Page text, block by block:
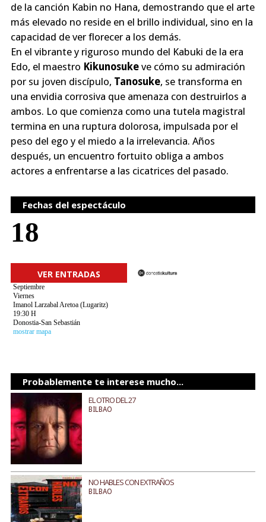
de la canción Kabin no Hana, demostrando que el arte
más elevado no reside en el brillo individual, sino en la
capacidad de ver florecer a los demás.
En el vibrante y riguroso mundo del Kabuki de la era
Edo, el maestro Kikunosukeve cómo su admiración
por su joven discípulo, Tanosuke, se transforma en
una envidia corrosiva que amenaza con destruirlos a
ambos. Lo que comienza como una tutela magistral
termina en una ruptura dolorosa, impulsada por el
peso del ego y el miedo a la irrelevancia. Años
después, un encuentro fortuito obliga a ambos
actores a enfrentarse a las cicatrices del pasado.
Fechas del espectáculo
18
VER ENTRADAS
Septiembre
Viernes
Imanol Larzabal Aretoa (Lugaritz)
19:30 H
Donostia-San Sebastián
mostrar mapa
Probablemente te interese mucho...
EL OTRO DEL 27
BILBAO
NO HABLES CON EXTRAÑOS
BILBAO